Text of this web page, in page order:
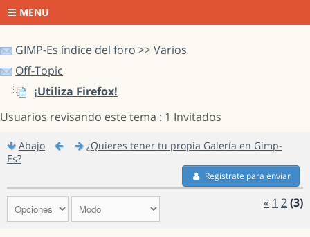
MENU
GIMP-Es índice del foro >>Varios
Off-Topic
¡Utiliza Firefox!
Usuarios revisando este tema : 1 Invitados
Abajo
¿Quieres tener tu propia Galería en Gimp-
Es?
Regístrate para enviar
« 1 2(3)